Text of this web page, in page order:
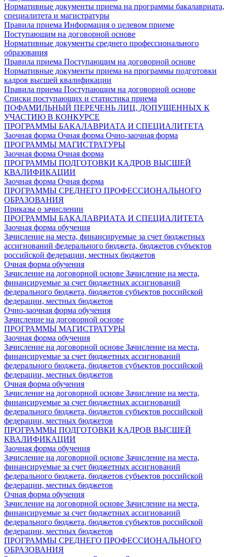
Нормативные документы приема на программы бакалавриата,
специалитета и магистратуры
Правила приема Информация о целевом приеме
Поступающим на договорной основе
Нормативные документы среднего профессионального
образования
Правила приема Поступающим на договорной основе
Нормативные документы приема на программы подготовки
кадров высшей квалификации
Правила приема Поступающим на договорной основе
Списки поступающих и статистика приема
ПОФАМИЛЬНЫЙ ПЕРЕЧЕНЬ ЛИЦ, ДОПУЩЕННЫХ К
УЧАСТИЮ В КОНКУРСЕ
ПРОГРАММЫ БАКАЛАВРИАТА И СПЕЦИАЛИТЕТА
Заочная форма Очная форма Очно-заочная форма
ПРОГРАММЫ МАГИСТРАТУРЫ
Заочная форма Очная форма
ПРОГРАММЫ ПОДГОТОВКИ КАДРОВ ВЫСШЕЙ
КВАЛИФИКАЦИИ
Заочная форма Очная форма
ПРОГРАММЫ СРЕДНЕГО ПРОФЕССИОНАЛЬНОГО
ОБРАЗОВАНИЯ
Приказы о зачислении
ПРОГРАММЫ БАКАЛАВРИАТА И СПЕЦИАЛИТЕТА
Заочная форма обучения
Зачисление на места, финансируемые за счет бюджетных
ассигнований федерального бюджета, бюджетов субъектов
российской федерации, местных бюджетов
Очная форма обучения
Зачисление на договорной основе Зачисление на места,
финансируемые за счет бюджетных ассигнований
федерального бюджета, бюджетов субъектов российской
федерации, местных бюджетов
Очно-заочная форма обучения
Зачисление на договорной основе
ПРОГРАММЫ МАГИСТРАТУРЫ
Заочная форма обучения
Зачисление на договорной основе Зачисление на места,
финансируемые за счет бюджетных ассигнований
федерального бюджета, бюджетов субъектов российской
федерации, местных бюджетов
Очная форма обучения
Зачисление на договорной основе Зачисление на места,
финансируемые за счет бюджетных ассигнований
федерального бюджета, бюджетов субъектов российской
федерации, местных бюджетов
ПРОГРАММЫ ПОДГОТОВКИ КАДРОВ ВЫСШЕЙ
КВАЛИФИКАЦИИ
Заочная форма обучения
Зачисление на договорной основе Зачисление на места,
финансируемые за счет бюджетных ассигнований
федерального бюджета, бюджетов субъектов российской
федерации, местных бюджетов
Очная форма обучения
Зачисление на договорной основе Зачисление на места,
финансируемые за счет бюджетных ассигнований
федерального бюджета, бюджетов субъектов российской
федерации, местных бюджетов
ПРОГРАММЫ СРЕДНЕГО ПРОФЕССИОНАЛЬНОГО
ОБРАЗОВАНИЯ